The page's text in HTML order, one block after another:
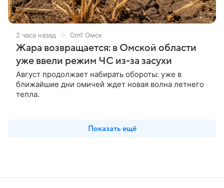
2 часа назад Om1 Омск
Жара возвращается: в Омской области
уже ввели режим ЧС из-за засухи
Август продолжает набирать обороты: уже в
ближайшие дни омичей ждет новая волна летнего
тепла.
Показать ещё